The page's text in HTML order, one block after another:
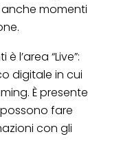
anche momenti
l’area “Live”:
digitale in cui
È presente
fare
con gli